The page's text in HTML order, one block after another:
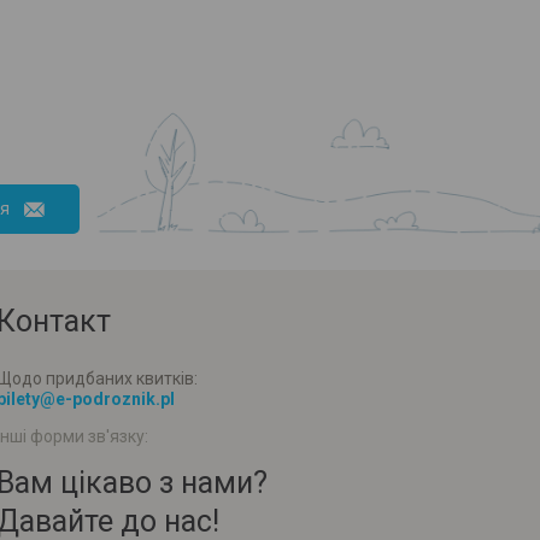
придбаних квитків:
podroznik.pl
форми зв'язку:
цікаво з нами?
до нас!